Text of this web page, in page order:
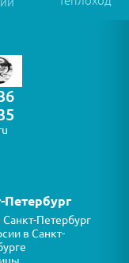
Петербург
Петербург
в Санкт-